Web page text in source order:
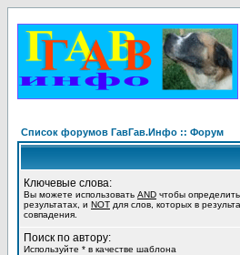
Список форумов ГавГав.Инфо :: Форум
Ключевые слова:
Вы можете использовать AND чтобы
результатах, и NOT для слов, которых в
совпадения.
Поиск по автору:
Используйте * в качестве шаблона